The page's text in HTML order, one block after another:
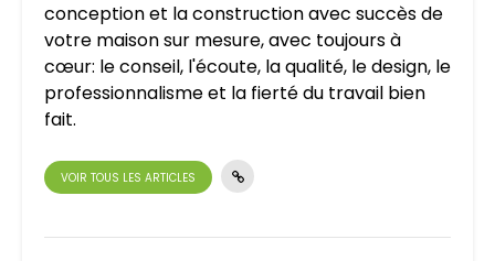
conception et la construction avec succès de
votre maison sur mesure, avec toujours à
cœur: le conseil, l'écoute, la qualité, le design, le
professionnalisme et la fierté du travail bien
fait.
VOIR TOUS LES ARTICLES